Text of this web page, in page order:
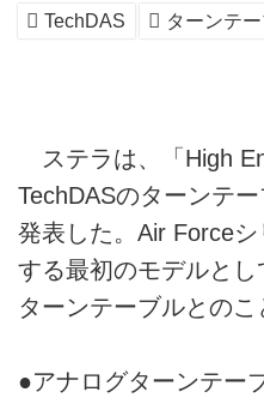
TechDAS
ターンテ
ステラは、「High
TechDASのターンテ
発表した。Air Force
する最初のモデルと
ターンテーブルとのこ
●アナログターンテー